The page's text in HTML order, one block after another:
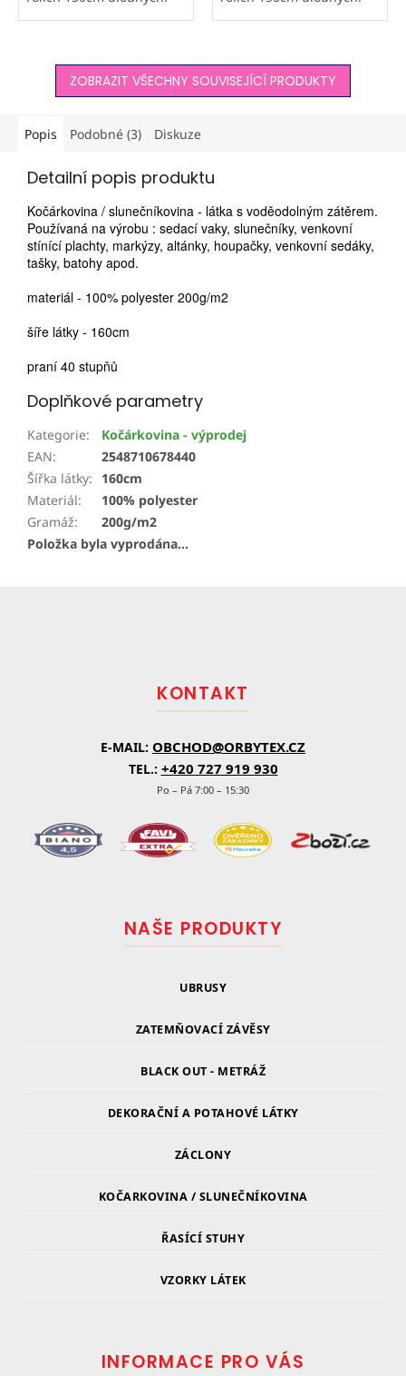
Kodura PVC FLAT /
slunečníkovina...
Kodura PVC FLAT /
slunečníkovina...
ZOBRAZIT VŠECHNY SOUVISEJÍCÍ PRODUKTY
Popis Podobné (3) Diskuze
Detailní popis produktu
Kočárkovina / slunečníkovina - látka s voděodolným zátěrem.
Používaná na výrobu : sedací vaky, slunečníky, venkovní
stínící plachty, markýzy, altánky, houpačky, venkovní sedáky,
tašky, batohy apod.
materiál - 100% polyester 200g/m2
šíře látky - 160cm
praní 40 stupňů
Doplňkové parametry
Kategorie:
Kočárkovina - výprodej
EAN:
2548710678440
Šířka látky:
160cm
Materiál:
100% polyester
Gramáž:
200g/m2
Položka byla vyprodána…
KONTAKT
E-MAIL: OBCHOD@ORBYTEX.CZ
TEL.: +420 727 919 930
Po – Pá 7:00 – 15:30
NAŠE PRODUKTY
UBRUSY
ZATEMŇOVACÍ ZÁVĚSY
BLACK OUT - METRÁŽ
DEKORAČNÍ A POTAHOVÉ LÁTKY
ZÁCLONY
KOČARKOVINA / SLUNEČNÍKOVINA
ŘASÍCÍ STUHY
VZORKY LÁTEK
INFORMACE PRO VÁS